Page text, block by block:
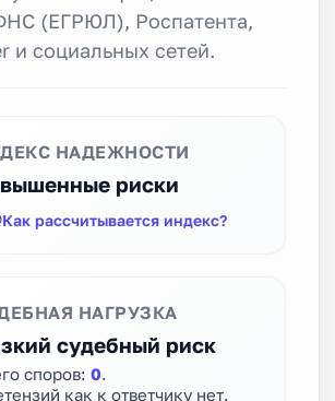
(ЕГРЮЛ), Роспатента,
и социальных сетей.
НАДЕЖНОСТИ
риски
Как рассчитывается индекс?
НАГРУЗКА
судебный риск
споров: 0
как к ответчику нет.